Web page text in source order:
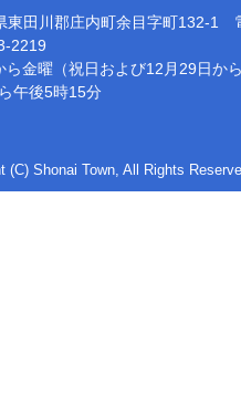
田川郡庄内町余目字町132-1
2219
ら金曜（祝日および12月29日か
午後5時15分
(C) Shonai Town, All Rights